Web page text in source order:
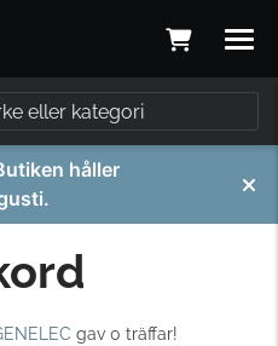
håller
gav 0 träffar!